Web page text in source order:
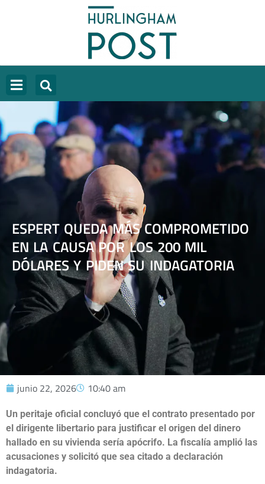
ESPERT QUEDA MÁS COMPROMETIDO
EN LA CAUSA POR LOS 200 MIL
DÓLARES Y PIDEN SU INDAGATORIA
junio 22, 2026 10:40 am
Un peritaje oficial concluyó que el contrato presentado por
el dirigente libertario para justificar el origen del dinero
hallado en su vivienda sería apócrifo. La fiscalía amplió las
acusaciones y solicitó que sea citado a declaración
indagatoria.